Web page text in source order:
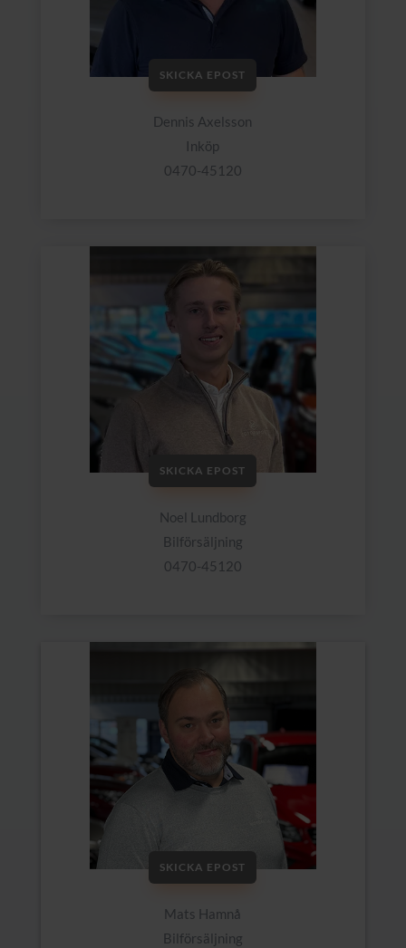
SKICKA EPOST
Dennis Axelsson
Inköp
0470-45120
SKICKA EPOST
Noel Lundborg
Bilförsäljning
0470-45120
SKICKA EPOST
Mats Hamnå
Bilförsäljning